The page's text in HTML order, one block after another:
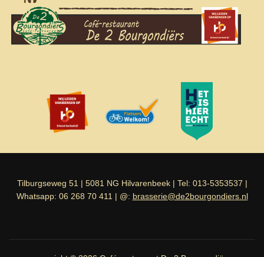
Tilburgseweg 51 | 5081 NG Hilvarenbeek | Tel: 013-5353537 |
Whatsapp: 06 268 70 411 | @: brasserie@de2bourgondiers.nl